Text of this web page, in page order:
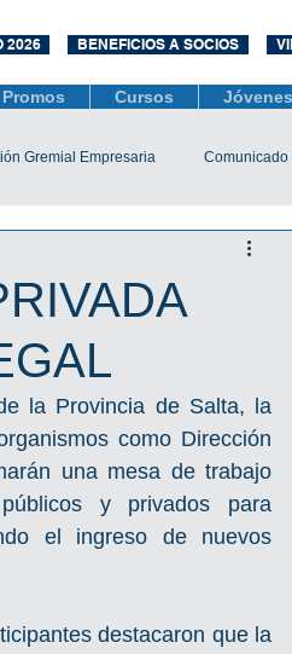
2026 BENEFICIOS A SOCIOS
Promos Cursos Jóvenes
Gremial Empresaria Comunicado
COVID-19
la Provincia de Salta, la
como Dirección
una mesa de trabajo
y privados para
el ingreso de nuevos
destacaron que la